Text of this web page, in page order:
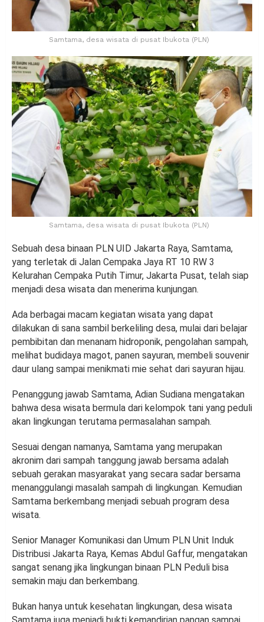
Samtama, desa wisata di pusat Ibukota (PLN)
Samtama, desa wisata di pusat Ibukota (PLN)
Sebuah desa binaan PLN UID Jakarta Raya, Samtama,
yang terletak di Jalan Cempaka Jaya RT 10 RW 3
Kelurahan Cempaka Putih Timur, Jakarta Pusat, telah siap
menjadi desa wisata dan menerima kunjungan.
Ada berbagai macam kegiatan wisata yang dapat
dilakukan di sana sambil berkeliling desa, mulai dari belajar
pembibitan dan menanam hidroponik, pengolahan sampah,
melihat budidaya magot, panen sayuran, membeli souvenir
daur ulang sampai menikmati mie sehat dari sayuran hijau.
Penanggung jawab Samtama, Adian Sudiana mengatakan
bahwa desa wisata bermula dari kelompok tani yang peduli
akan lingkungan terutama permasalahan sampah.
Sesuai dengan namanya, Samtama yang merupakan
akronim dari sampah tanggung jawab bersama adalah
sebuah gerakan masyarakat yang secara sadar bersama
menanggulangi masalah sampah di lingkungan. Kemudian
Samtama berkembang menjadi sebuah program desa
wisata.
Senior Manager Komunikasi dan Umum PLN Unit Induk
Distribusi Jakarta Raya, Kemas Abdul Gaffur, mengatakan
sangat senang jika lingkungan binaan PLN Peduli bisa
semakin maju dan berkembang.
Bukan hanya untuk kesehatan lingkungan, desa wisata
Samtama juga menjadi bukti kemandirian pangan sampai